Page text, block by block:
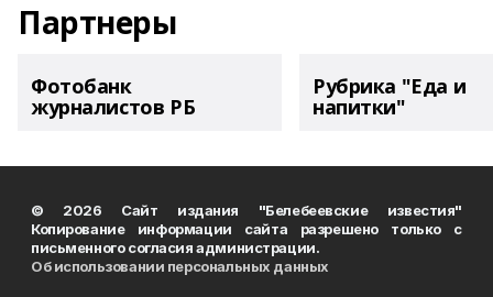
Партнеры
Фотобанк
журналистов РБ
Рубрика "Еда и
напитки"
© 2026 Сайт издания "Белебеевские известия"
Копирование информации сайта разрешено только с
письменного согласия администрации.
Об использовании персональных данных